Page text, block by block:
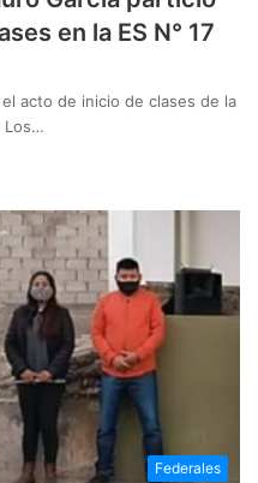
en la ES N° 17
acto de inicio de clases de la
Los…
Federales